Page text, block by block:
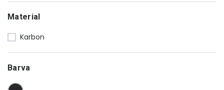
Material
Karbon
Barva